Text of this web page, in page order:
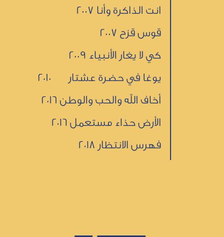
انت الذاكرة وأنا 2007
قوس قزح 2007
كي لا يغار الأنبياء 2009
يوغا في حضرة عشتار 2010
أخاف الله والحب والوطن 2016
الأرض حذاء مستعمل 2016
فهرس الانتظار 2018